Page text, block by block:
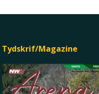
Tydskrif/Magazine